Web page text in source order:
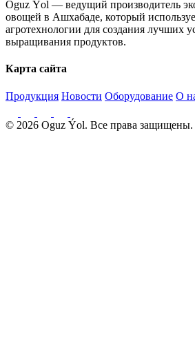
Oguz Ýol — ведущий производитель
овощей в Ашхабаде, который
агротехнологии для создания лучших
выращивания продуктов.
Карта сайта
Продукция Новости Оборудование О
© 2026 Oguz Ýol. Все права защищены.